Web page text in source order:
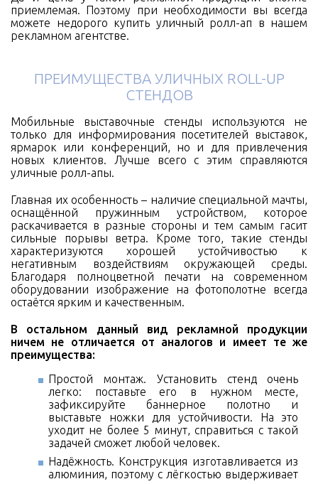
приемлемая. Поэтому при необходимости вы всегда
можете недорого купить уличный ролл-ап в нашем
рекламном агентстве.
ПРЕИМУЩЕСТВА УЛИЧНЫХ ROLL-UP
СТЕНДОВ
Мобильные выставочные стенды используются не
только для информирования посетителей выставок,
ярмарок или конференций, но и для привлечения
новых клиентов. Лучше всего с этим справляются
уличные ролл-апы.
Главная их особенность – наличие специальной мачты,
оснащённой пружинным устройством, которое
раскачивается в разные стороны и тем самым гасит
сильные порывы ветра. Кроме того, такие стенды
характеризуются хорошей устойчивостью к
негативным воздействиям окружающей среды.
Благодаря полноцветной печати на современном
оборудовании изображение на фотополотне всегда
остаётся ярким и качественным.
В остальном данный вид рекламной продукции
ничем не отличается от аналогов и имеет те же
преимущества:
Простой монтаж. Установить стенд очень
легко: поставьте его в нужном месте,
зафиксируйте баннерное полотно и
выставьте ножки для устойчивости. На это
уходит не более 5 минут, справиться с такой
задачей сможет любой человек.
Надёжность. Конструкция изготавливается из
алюминия, поэтому с лёгкостью выдерживает